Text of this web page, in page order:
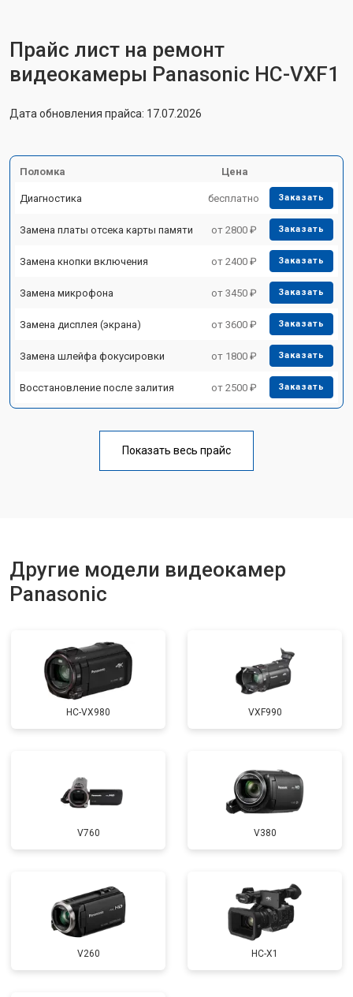
Прайс лист на ремонт
видеокамеры Panasonic HC-VXF1
Дата обновления прайса: 17.07.2026
Поломка Цена
Диагностика бесплатно Заказать
Замена платы отсека карты памяти от 2800 ₽ Заказать
Замена кнопки включения от 2400 ₽ Заказать
Замена микрофона от 3450 ₽ Заказать
Замена дисплея (экрана) от 3600 ₽ Заказать
Замена шлейфа фокусировки от 1800 ₽ Заказать
Восстановление после залития от 2500 ₽ Заказать
Показать весь прайс
Другие модели видеокамер
Panasonic
HC-VX980 VXF990
V760 V380
V260 HC-X1